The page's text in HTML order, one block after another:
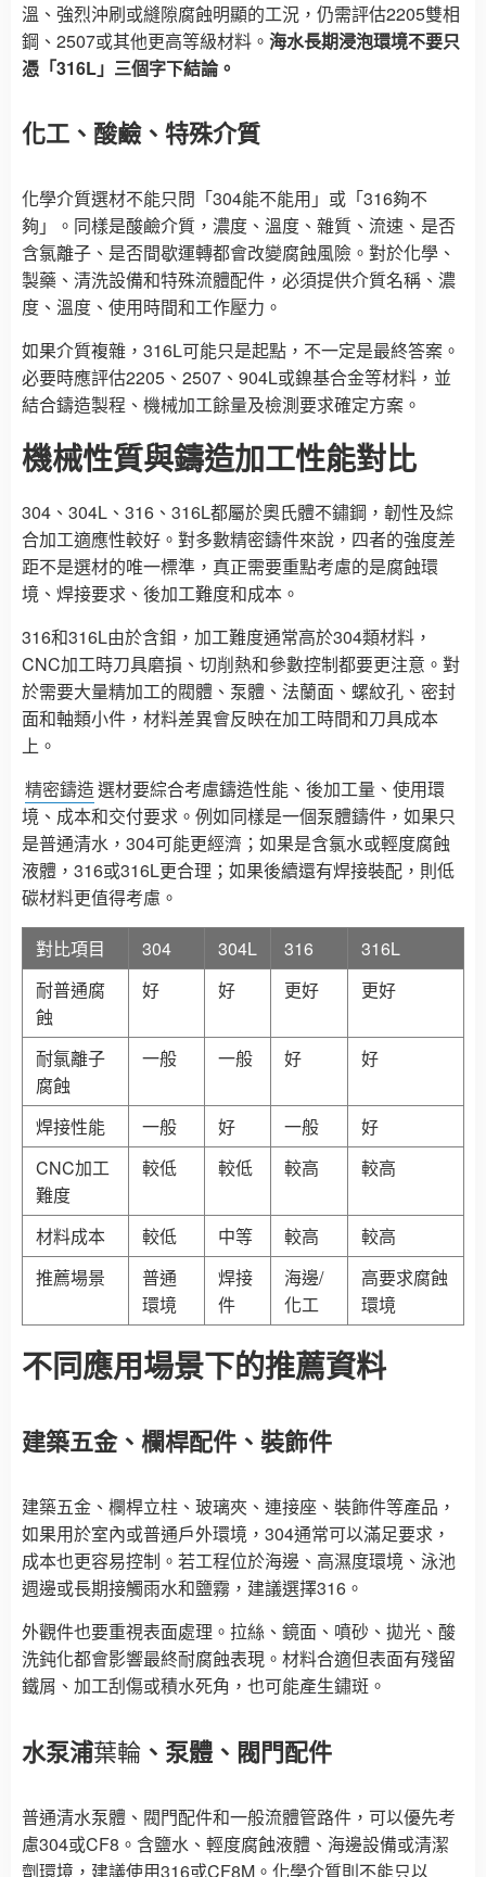
溫、強烈沖刷或縫隙腐蝕明顯的工況，仍需評估2205雙相
鋼、2507或其他更高等級材料。 海水長期浸泡環境不要只
憑「316L」三個字下結論。
化工、酸鹼、特殊介質
化學介質選材不能只問「304能不能用」或「316夠不
夠」。同樣是酸鹼介質，濃度、溫度、雜質、流速、是否
含氯離子、是否間歇運轉都會改變腐蝕風險。對於化學、
製藥、清洗設備和特殊流體配件，必須提供介質名稱、濃
度、溫度、使用時間和工作壓力。
如果介質複雜，316L可能只是起點，不一定是最終答案。
必要時應評估2205、2507、904L或鎳基合金等材料，並
結合鑄造製程、機械加工餘量及檢測要求確定方案。
機械性質與鑄造加工性能對比
304、304L、316、316L都屬於奧氏體不鏽鋼，韌性及綜
合加工適應性較好。對多數精密鑄件來說，四者的強度差
距不是選材的唯一標準，真正需要重點考慮的是腐蝕環
境、焊接要求、後加工難度和成本。
316和316L由於含鉬，加工難度通常高於304類材料，
CNC加工時刀具磨損、切削熱和參數控制都要更注意。對
於需要大量精加工的閥體、泵體、法蘭面、螺紋孔、密封
面和軸類小件，材料差異會反映在加工時間和刀具成本
上。
精密鑄造選材要綜合考慮鑄造性能、後加工量、使用環
境、成本和交付要求。例如同樣是一個泵體鑄件，如果只
是普通清水，304可能更經濟；如果是含氯水或輕度腐蝕
液體，316或316L更合理；如果後續還有焊接裝配，則低
碳材料更值得考慮。
對比項目 304 304L 316
316L
耐普通腐
蝕
好 好 更好 更好
耐氯離子
腐蝕
一般 一般 好 好
焊接性能 一般 好 一般
好
CNC加工
難度
較低 較低 較高 較高
材料成本 較低 中等 較高
較高
推薦場景
普通
環境
焊接
件
海邊/
化工
高要求腐蝕
環境
不同應用場景下的推薦資料
建築五金、欄桿配件、裝飾件
建築五金、欄桿立柱、玻璃夾、連接座、裝飾件等產品，
如果用於室內或普通戶外環境，304通常可以滿足要求，
成本也更容易控制。若工程位於海邊、高濕度環境、泳池
週邊或長期接觸雨水和鹽霧，建議選擇316。
外觀件也要重視表面處理。拉絲、鏡面、噴砂、拋光、酸
洗鈍化都會影響最終耐腐蝕表現。材料合適但表面有殘留
鐵屑、加工刮傷或積水死角，也可能產生鏽斑。
水泵浦葉輪 、泵體、閥門配件
普通清水泵體、閥門配件和一般流體管路件，可以優先考
慮304或CF8。含鹽水、輕度腐蝕液體、海邊設備或清潔
劑環境，建議使用316或CF8M。化學介質則不能只以